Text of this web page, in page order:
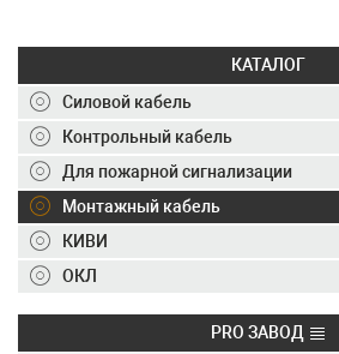
Склад
ОКЛ
Вакансии
Контакты
+7 (495) 150-40-20
КАТАЛОГ
Силовой кабель
Контрольный кабель
Для пожарной сигнализации
Монтажный кабель
КИВИ
ОКЛ
PRO ЗАВОД